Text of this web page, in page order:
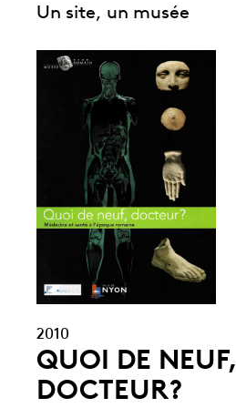
Un site, un musée
2010
QUOI DE NEUF,
DOCTEUR?